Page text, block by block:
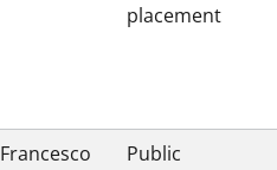
placement
Francesco
Public